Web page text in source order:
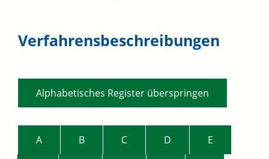
Verfahrensbeschreibungen
Alphabetisches Register überspringen
A B C D E